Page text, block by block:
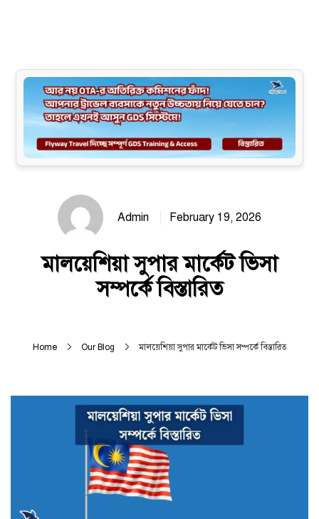
Admin February 19, 2026
মালয়েশিয়া সুপার মার্কেট ভিসা
সম্পর্কে বিস্তারিত
Home Our Blog মালয়েশিয়া সুপার মার্কেট ভিসা সম্পর্কে বিস্তারিত